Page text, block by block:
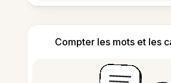
Compter les mots et les